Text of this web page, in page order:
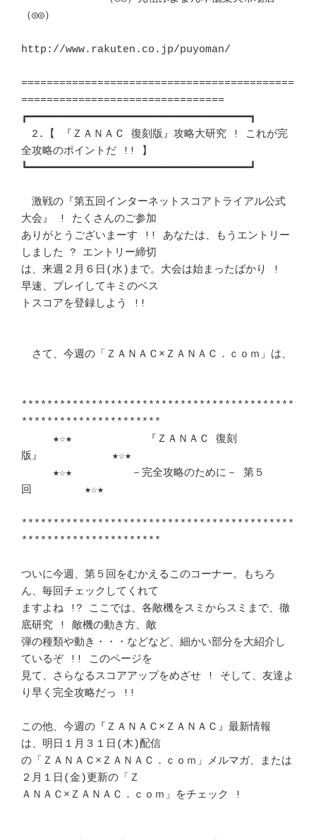
（◎◎）
http://www.rakuten.co.jp/puyoman/
===========================================
================================
┏━━━━━━━━━━━━━━━━━━━━━━━━━━━━━━━━━━━┓
2.【 『ＺＡＮＡＣ 復刻版』攻略大研究 ! これが完
全攻略のポイントだ !! 】
┗━━━━━━━━━━━━━━━━━━━━━━━━━━━━━━━━━━━┛
激戦の『第五回インターネットスコアトライアル公式
大会』 ! たくさんのご参加
ありがとうございまーす !! あなたは、もうエントリー
しました ? エントリー締切
は、来週２月６日(水)まで。大会は始まったばかり !
早速、プレイしてキミのベス
トスコアを登録しよう !!
さて、今週の「ＺＡＮＡＣ×ＺＡＮＡＣ．ｃｏｍ」は、
*******************************************
**********************
★☆★　　　　　　　『ＺＡＮＡＣ 復刻
版』　　　　　　 ★☆★
★☆★　　　　　 －完全攻略のために－ 第５
回　　　　　★☆★
*******************************************
**********************
ついに今週、第５回をむかえるこのコーナー。もちろ
ん、毎回チェックしてくれて
ますよね !? ここでは、各敵機をスミからスミまで、徹
底研究 ! 敵機の動き方、敵
弾の種類や動き・・・などなど、細かい部分を大紹介し
ているぞ !! このページを
見て、さらなるスコアアップをめざせ ! そして、友達よ
り早く完全攻略だっ !!
この他、今週の『ＺＡＮＡＣ×ＺＡＮＡＣ』最新情報
は、明日１月３１日(木)配信
の「ＺＡＮＡＣ×ＺＡＮＡＣ．ｃｏｍ」メルマガ、または
２月１日(金)更新の「Ｚ
ＡＮＡＣ×ＺＡＮＡＣ．ｃｏｍ」をチェック !